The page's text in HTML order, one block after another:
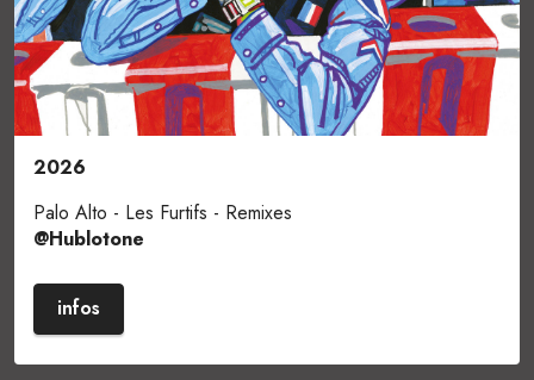
2026
Palo Alto - Les Furtifs - Remixes
@Hublotone
infos